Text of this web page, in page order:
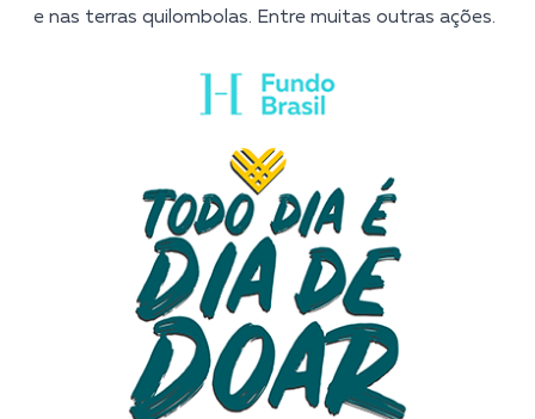
e nas terras quilombolas. Entre muitas outras ações.